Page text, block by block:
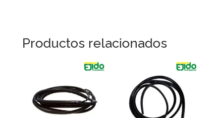
Productos relacionados